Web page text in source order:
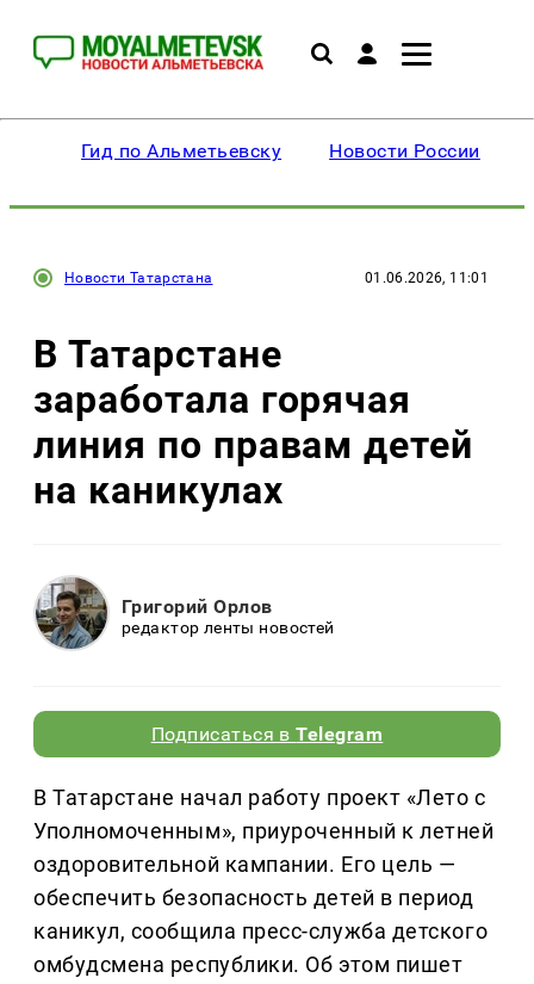
Гид по Альметьевску Новости России
Новости Татарстана 01.06.2026, 11:01
В Татарстане
заработала горячая
линия по правам детей
на каникулах
Григорий Орлов
редактор ленты новостей
Подписаться вTelegram
В Татарстане начал работу проект «Лето с
Уполномоченным», приуроченный к летней
оздоровительной кампании. Его цель —
обеспечить безопасность детей в период
каникул, сообщила пресс-служба детского
омбудсмена республики. Об этом пишет